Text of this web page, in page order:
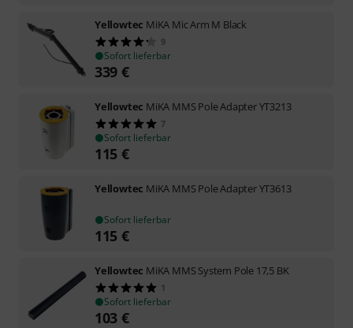
Yellowtec MiKA Mic Arm M Black
9
Sofort lieferbar
339 €
Yellowtec MiKA MMS Pole Adapter YT3213
7
Sofort lieferbar
115 €
Yellowtec MiKA MMS Pole Adapter YT3613
Sofort lieferbar
115 €
Yellowtec MiKA MMS System Pole 17,5 BK
1
Sofort lieferbar
103 €